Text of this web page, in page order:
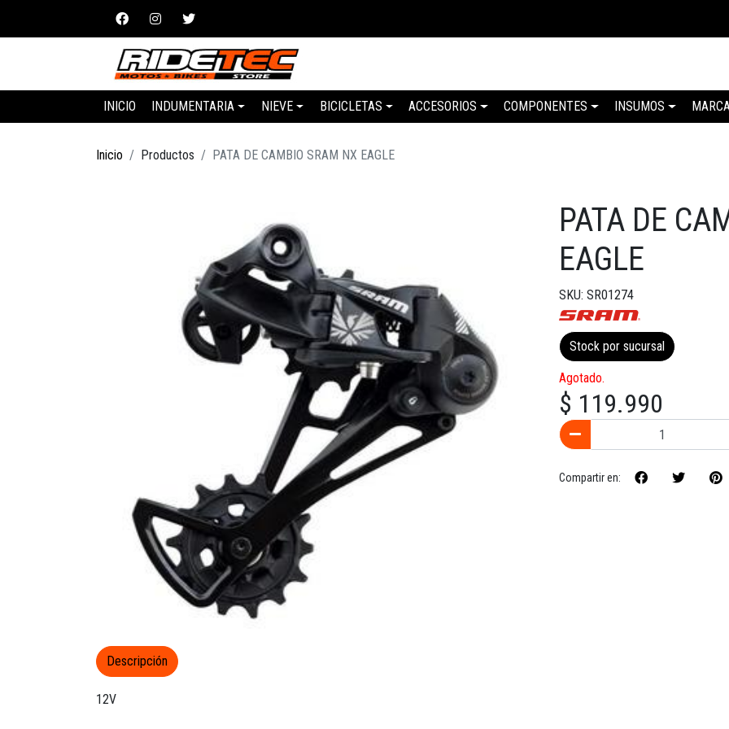
INICIO INDUMENTARIA NIEVE BICICLETAS ACCESORIOS COMPONENTES INSUMOS
Inicio Productos PATA DE CAMBIO SRAM NX EAGLE
PATA DE
EAGLE
SKU: SR01274
Stock por sucursal
Agotado.
$ 119.990
Compartir en:
12V
Descripción